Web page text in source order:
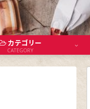
カテゴリー
CATEGORY